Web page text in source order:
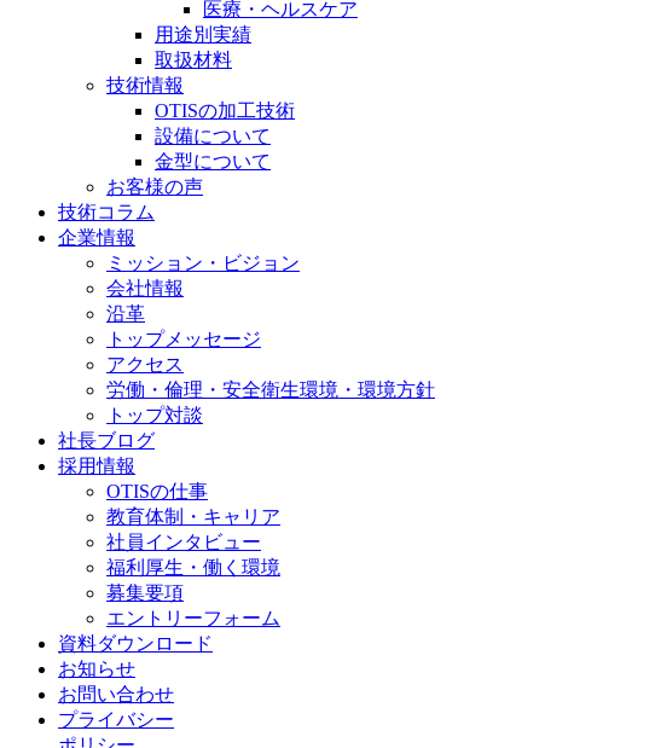
医療・ ヘルスケア
用途別実績
取扱材料
技術情報
OTISの加工技術
設備について
金型について
お客様の声
技術コラム
企業情報
ミッション・ビジョン
会社情報
沿革
トップメッセージ
アクセス
労働・倫理・安全衛生環境・環境方針
トップ対談
社長ブログ
採用情報
OTISの仕事
教育体制・キャリア
社員インタビュー
福利厚生・働く環境
募集要項
エントリーフォーム
資料ダウンロード
お知らせ
お問い合わせ
プライバシー